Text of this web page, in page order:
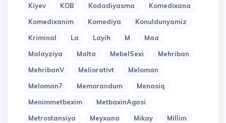
Kiyev
KOB Kodadiyasma
Komedixana
Komedixanim
Komediya
Konuldunyamiz
Kriminal
La Layih M
Maa
Malayziya
Malta MebelSexi
Mehriban
MehribanV
Meliorativt
Meloman
Meloman7
Memorandum
Menasiq
Menimmetbexim
MetbaxinAgasi
Metrostansiya
Meyxana Mikay
Millim